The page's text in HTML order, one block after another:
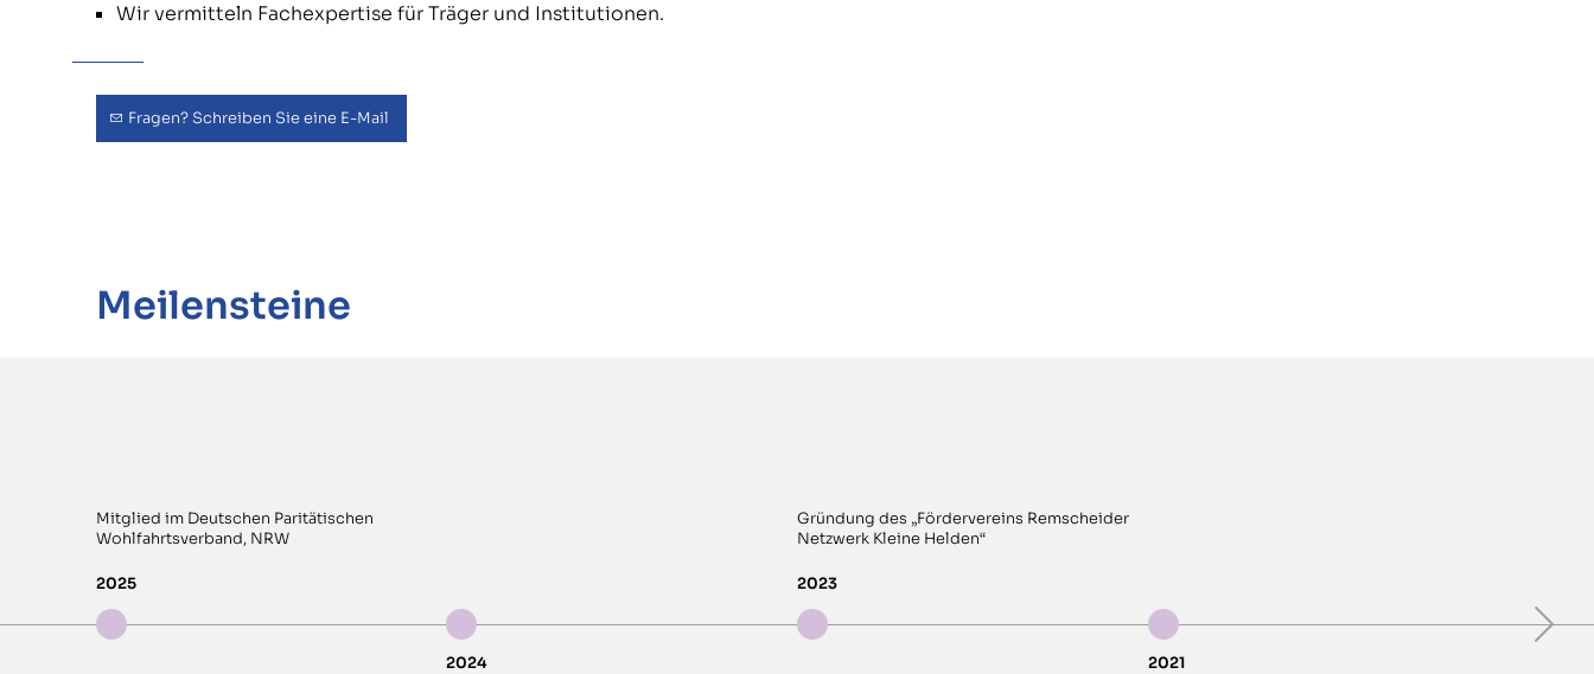
Wir vermitteln Fachexpertise für Träger und Institutionen.
Fragen? Schreiben Sie eine E-Mail
Meilensteine
Mitglied im Deutschen Paritätischen
Wohlfahrtsverband, NRW
2025
2024
Gründung des „Fördervereins Remscheider
Netzwerk Kleine Helden“
2023
2021